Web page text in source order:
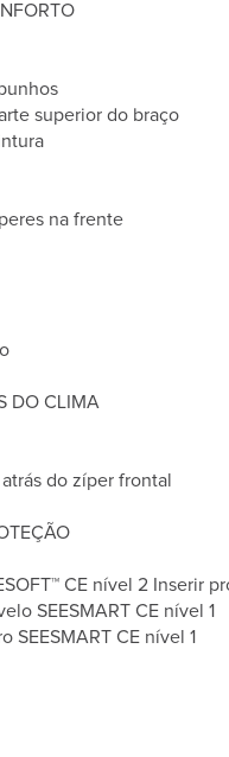
superior do braço
na frente
DO CLIMA
do zíper frontal
CE nível 2 Inserir
SEESMART CE nível 1
SEESMART CE nível 1